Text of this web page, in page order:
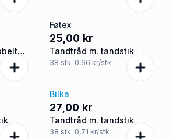
Føtex
25,00 kr
Tandtråd m. tandstik
38 stk· 0,66 kr/stk
Bilka
27,00 kr
Tandtråd m. tandstik
38 stk· 0,71 kr/stk